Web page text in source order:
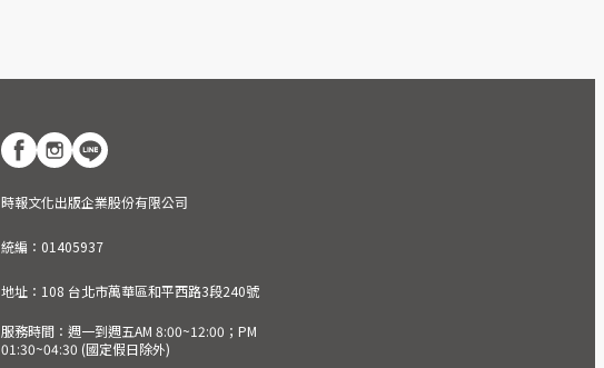
時報文化出版企業股份有限公司
統編：01405937
地址：108 台北市萬華區和平西路3段240號
服務時間：週一到週五AM 8:00~12:00；PM
01:30~04:30 (國定假日除外)